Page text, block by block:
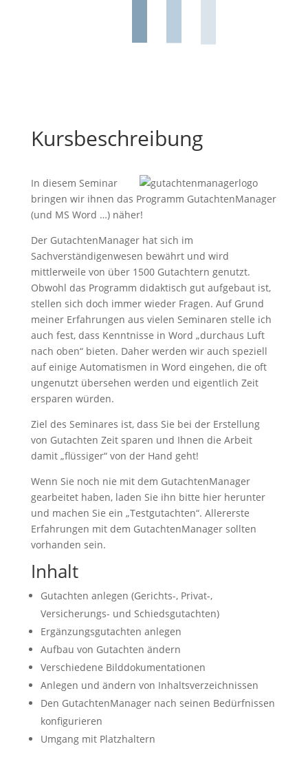
Kursbeschreibung
In diesem Seminar
bringen wir ihnen das Programm GutachtenManager
(und MS Word …) näher!
Der GutachtenManager hat sich im
Sachverständigenwesen bewährt und wird
mittlerweile von über 1500 Gutachtern genutzt.
Obwohl das Programm didaktisch gut aufgebaut ist,
stellen sich doch immer wieder Fragen. Auf Grund
meiner Erfahrungen aus vielen Seminaren stelle ich
auch fest, dass Kenntnisse in Word „durchaus Luft
nach oben“ bieten. Daher werden wir auch speziell
auf einige Automatismen in Word eingehen, die oft
ungenutzt übersehen werden und eigentlich Zeit
ersparen würden.
Ziel des Seminares ist, dass Sie bei der Erstellung
von Gutachten Zeit sparen und Ihnen die Arbeit
damit „flüssiger“ von der Hand geht!
Wenn Sie noch nie mit dem GutachtenManager
gearbeitet haben, laden Sie ihn bitte hier herunter
und machen Sie ein „Testgutachten“. Allererste
Erfahrungen mit dem GutachtenManager sollten
vorhanden sein.
Inhalt
Gutachten anlegen (Gerichts-, Privat-,
Versicherungs- und Schiedsgutachten)
Ergänzungsgutachten anlegen
Aufbau von Gutachten ändern
Verschiedene Bilddokumentationen
Anlegen und ändern von Inhaltsverzeichnissen
Den GutachtenManager nach seinen Bedürfnissen
konfigurieren
Umgang mit Platzhaltern